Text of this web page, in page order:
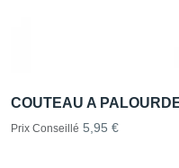
COUTEAU A
Prix Conseillé 5,95 €